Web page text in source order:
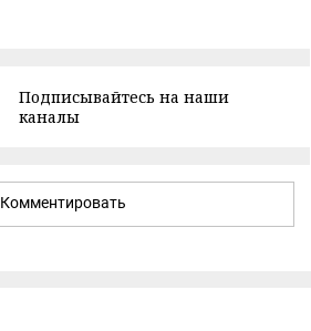
Подписывайтесь на наши
каналы
Комментировать